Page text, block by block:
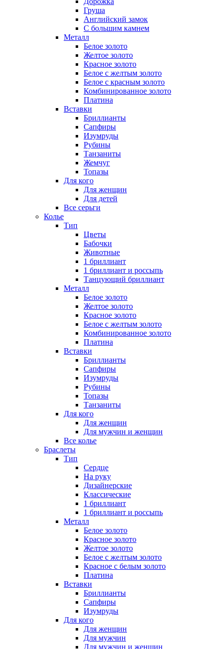
Груша
Английский замок
С большим камнем
Металл
Белое золото
Желтое золото
Красное золото
Белое с желтым золото
Белое с красным золото
Комбинированное золото
Платина
Вставки
Бриллианты
Сапфиры
Изумруды
Рубины
Танзаниты
Жемчуг
Топазы
Для кого
Для женщин
Для детей
Все серьги
Колье
Тип
Цветы
Бабочки
Животные
1 бриллиант
1 бриллиант и россыпь
Танцующий бриллиант
Металл
Белое золото
Желтое золото
Красное золото
Белое с желтым золото
Комбинированное золото
Платина
Вставки
Бриллианты
Сапфиры
Изумруды
Рубины
Топазы
Танзаниты
Для кого
Для женщин
Для мужчин и женщин
Все колье
Браслеты
Тип
Сердце
На руку
Дизайнерские
Классические
1 бриллиант
1 бриллиант и россыпь
Металл
Белое золото
Красное золото
Желтое золото
Белое с желтым золото
Красное с белым золото
Платина
Вставки
Бриллианты
Сапфиры
Изумруды
Для кого
Для женщин
Для мужчин
Для мужчин и женщин